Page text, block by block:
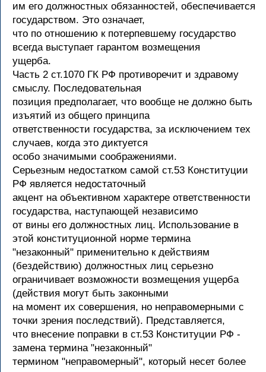
им его должностных обязанностей, обеспечивается
государством. Это означает,
что по отношению к потерпевшему государство
всегда выступает гарантом возмещения
ущерба.
Часть 2 ст.1070 ГК РФ противоречит и здравому
смыслу. Последовательная
позиция предполагает, что вообще не должно быть
изъятий из общего принципа
ответственности государства, за исключением тех
случаев, когда это диктуется
особо значимыми соображениями.
Серьезным недостатком самой ст.53 Конституции
РФ является недостаточный
акцент на объективном характере ответственности
государства, наступающей независимо
от вины его должностных лиц. Использование в
этой конституционной норме термина
"незаконный" применительно к действиям
(бездействию) должностных лиц серьезно
ограничивает возможности возмещения ущерба
(действия могут быть законными
на момент их совершения, но неправомерными с
точки зрения последствий). Представляется,
что внесение поправки в ст.53 Конституции РФ -
замена термина "незаконный"
термином "неправомерный", который несет более